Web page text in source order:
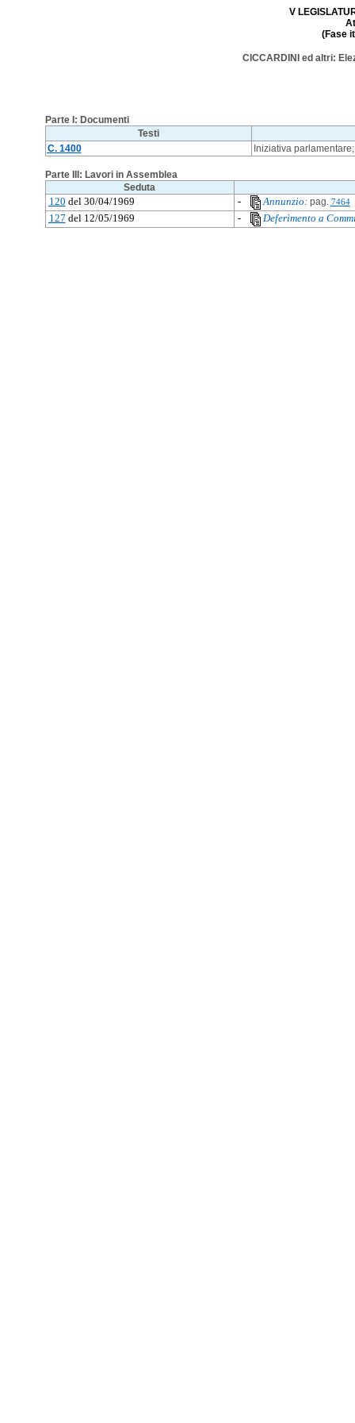
V
(Fase
CICCARDINI ed altri:
Parte I: Documenti
Testi
C. 1400
Iniziativa
Parte III: Lavori in Assemblea
Seduta
120 del 30/04/1969 - Annunzio:pag. 7464
127 del 12/05/1969 - Deferimento a